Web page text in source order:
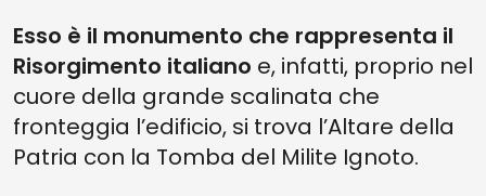
Esso è il monumento che rappresenta il
Risorgimento italiano e, infatti, proprio nel
cuore della grande scalinata che
fronteggia l’edificio, si trova l’Altare della
Patria con la Tomba del Milite Ignoto.